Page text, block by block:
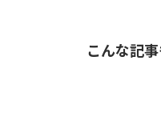
こんな記